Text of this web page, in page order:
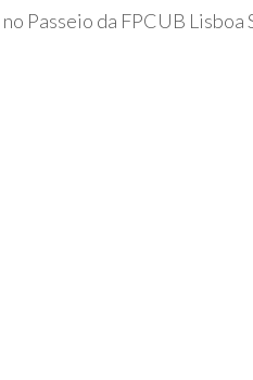
Passeio da FPCUB Lisboa